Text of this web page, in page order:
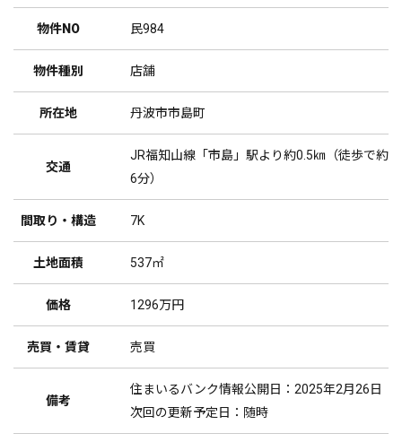
物件NO 民984
物件種別 店舗
所在地 丹波市市島町
交通
JR福知山線「市島」駅より約0.5㎞（徒歩で約
6分）
間取り・構造 7K
土地面積 537㎡
価格 1296万円
売買・賃貸 売買
備考
住まいるバンク情報公開日：2025年2月26日
次回の更新予定日：随時